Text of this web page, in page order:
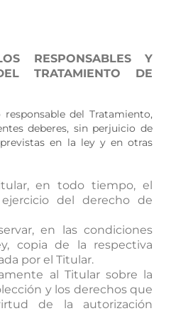
RESPONSABLES Y
TRATAMIENTO DE
responsable del Tratamiento,
deberes, sin perjuicio de
en la ley y en otras
en todo tiempo, el
del derecho de
en las condiciones
copia de la respectiva
por el Titular.
al Titular sobre la
y los derechos que
de la autorización